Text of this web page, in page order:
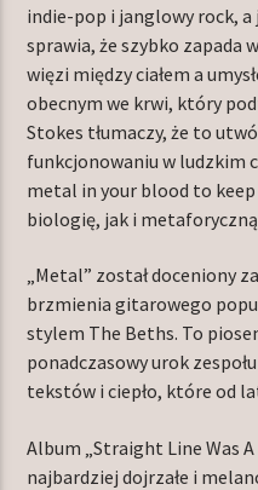
TERAZ W RAMÓWCE
NIGHT ORBIT
00:00 06:00
NASTĘPNIE W RAMÓWCE
LIGHT ORBIT
06:00 08:00
Radio Orbit
indie-pop i janglowy rock,
sprawia, że szybko zapada
więzi między ciałem a
obecnym we krwi, który
Stokes tłumaczy, że to
funkcjonowaniu w ludzkim
metal in your blood to
biologię, jak i
„Metal” został doceniony
brzmienia gitarowego
stylem The Beths. To
ponadczasowy urok
tekstów i ciepło, które od
Album „Straight Line Was A
najbardziej dojrzałe i